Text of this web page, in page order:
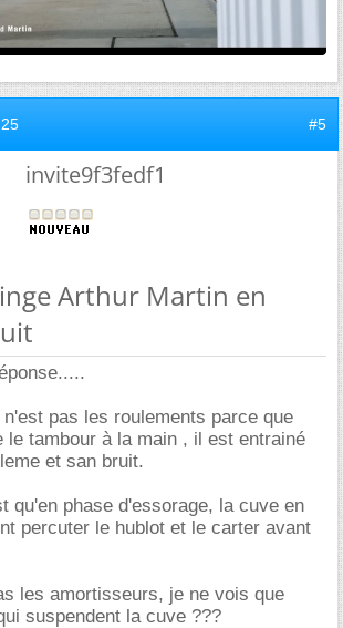
#5
invite9f3fedf1
Arthur Martin en
pas les roulements parce que
le tambour à la main , il est entrainé
et san bruit.
qu'en phase d'essorage, la cuve en
percuter le hublot et le carter avant
les amortisseurs, je ne vois que
suspendent la cuve ???